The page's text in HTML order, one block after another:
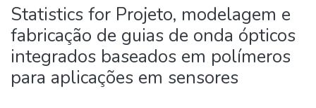
All of DSpace
Statistics for Projeto, modelagem e
fabricação de guias de onda ópticos
integrados baseados em polímeros
para aplicações em sensores